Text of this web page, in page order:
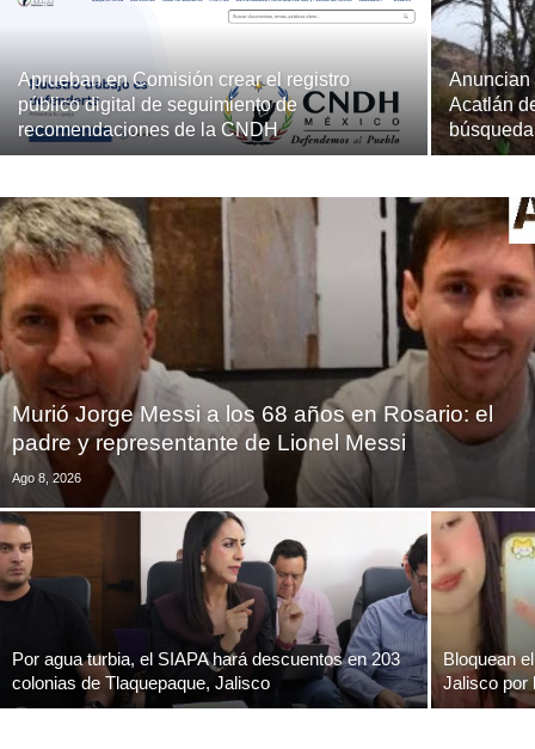
Aprueban en Comisión crear el registro
público digital de seguimiento de
recomendaciones de la CNDH
Anuncian
Acatlán
Murió Jorge Messi a los 68 años en Rosario: el
padre y representante de Lionel Messi
Ago 8, 2026
Por agua turbia, el SIAPA hará descuentos en 203
colonias de Tlaquepaque, Jalisco
Bloquean
Jalisco por